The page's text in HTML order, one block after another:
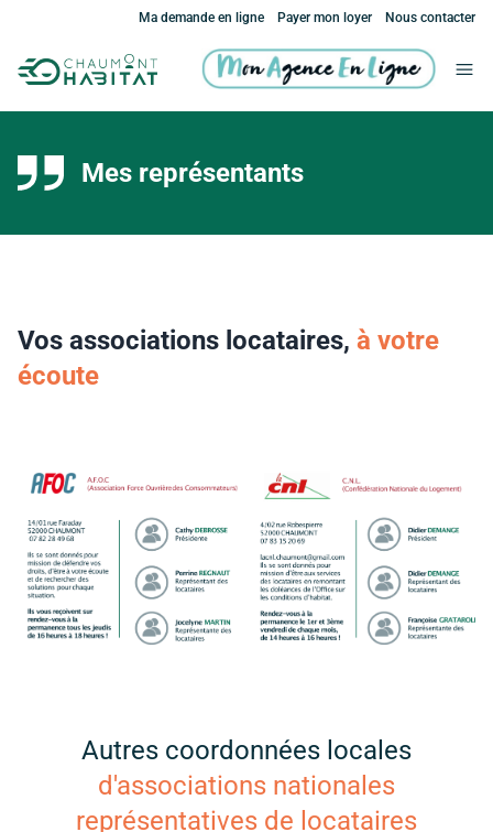
Ma demande en ligne Payer mon loyer Nous contacter
Mes représentants
Vos associations locataires, à votre
écoute
Autres coordonnées locales
d'associations nationales
représentatives de locataires